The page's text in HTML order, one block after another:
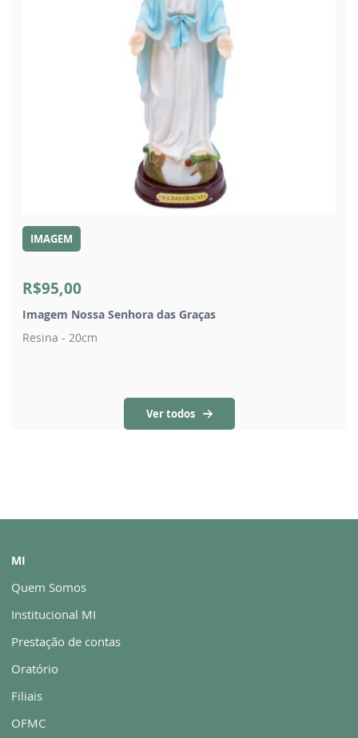
IMAGEM
R$95,00
Imagem Nossa Senhora das Graças
Resina - 20cm
Ver todos
MI
Quem Somos
Institucional MI
Prestação de contas
Oratório
Filiais
OFMC